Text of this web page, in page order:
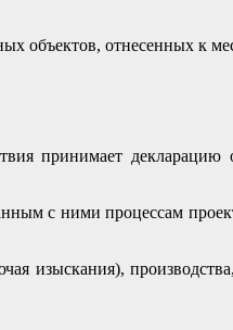
объектов, отнесенных к
принимает
с ними процессам
изыскания),